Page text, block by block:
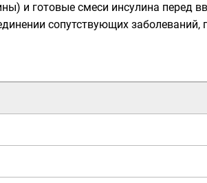
и готовые смеси инсулина перед
сопутствующих